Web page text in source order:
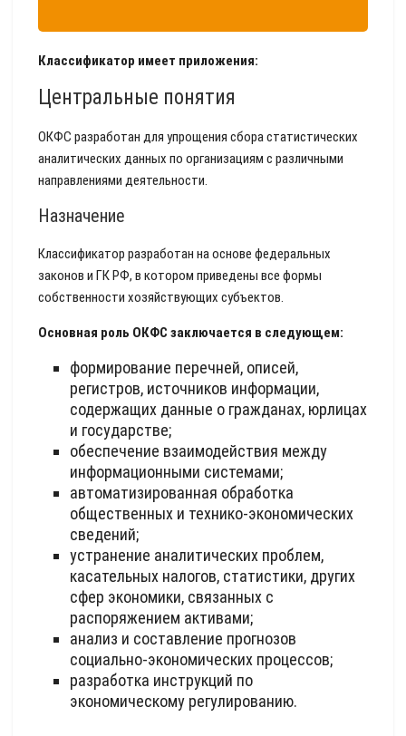
Классификатор имеет приложения:
Центральные понятия
ОКФС разработан для упрощения сбора статистических
аналитических данных по организациям с различными
направлениями деятельности.
Назначение
Классификатор разработан на основе федеральных
законов и ГК РФ, в котором приведены все формы
собственности хозяйствующих субъектов.
Основная роль ОКФС заключается в следующем:
формирование перечней, описей,
регистров, источников информации,
содержащих данные о гражданах, юрлицах
и государстве;
обеспечение взаимодействия между
информационными системами;
автоматизированная обработка
общественных и технико-экономических
сведений;
устранение аналитических проблем,
касательных налогов, статистики, других
сфер экономики, связанных с
распоряжением активами;
анализ и составление прогнозов
социально-экономических процессов;
разработка инструкций по
экономическому регулированию.